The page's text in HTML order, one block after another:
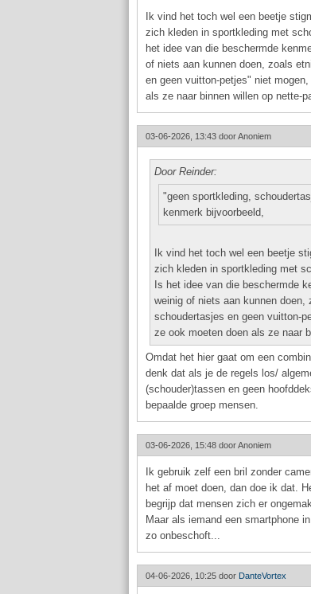
Ik vind het toch wel een beetje
zich kleden in sportkleding met
het idee van die beschermde
of niets aan kunnen doen, zoals
en geen vuitton-petjes" niet
als ze naar binnen willen op nette-
03-06-2026, 13:43 doorAnoniem
Door Reinder:
"geen sportkleding,
kenmerk bijvoorbeeld,
Ik vind het toch wel een beetje
zich kleden in sportkleding met
Is het idee van die beschermde
weinig of niets aan kunnen
schoudertasjes en geen vuitton-
ze ook moeten doen als ze naar
Omdat het hier gaat om een
denk dat als je de regels los/
(schouder)tassen en geen
bepaalde groep mensen.
03-06-2026, 15:48 doorAnoniem
Ik gebruik zelf een bril zonder
het af moet doen, dan doe ik dat.
begrijp dat mensen zich er
Maar als iemand een smartphone
zo onbeschoft...
04-06-2026, 10:25 door DanteVortex